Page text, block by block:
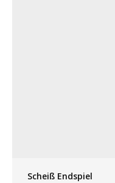
Scheiß Endspiel